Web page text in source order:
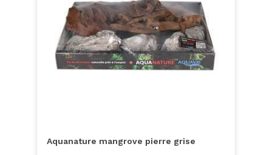
Aquanature mangrove pierre grise